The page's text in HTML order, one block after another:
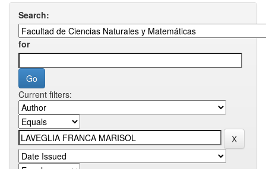
Search:
for
Current filters: